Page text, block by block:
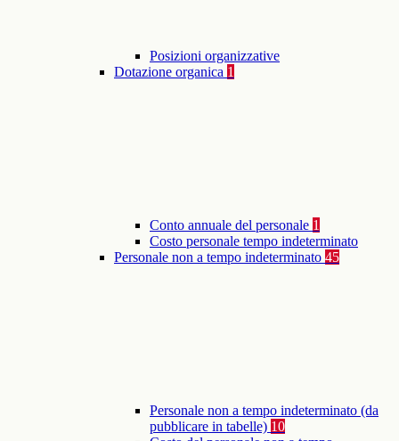
Posizioni organizzative
Dotazione organica 1
Conto annuale del personale 1
Costo personale tempo indeterminato
Personale non a tempo indeterminato 45
Personale non a tempo indeterminato (da
pubblicare in tabelle) 10